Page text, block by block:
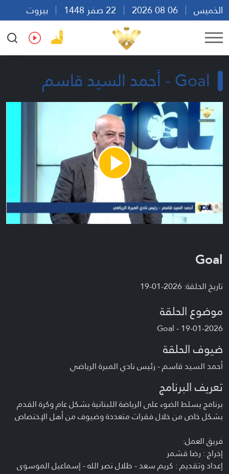
الخميس
بيروت
18:02
Ar En Fr Es
Goal - أحمد السيد قاسم
Play
Video
Goal
تاريخ الحلقة: 2026-01-19
موضوع الحلقة
Goal - 19-01-2026
ضيوف الحلقة
أحمد السيد قاسم - رئيس نادي المبرة الرياضي
تعريف البرنامج
برنامج يسلط الضوء على الرياضة اللبنانية بشكل عام وكرة القدم
بشكل خاص من خلال فقرات متعددة وضيوف من أهل الإختصاص
فريق العمل:
إخراج : رضا قشمر
إعداد وتقديم : كريم سعد - طلال نصر الله - إسماعيل الموسوي